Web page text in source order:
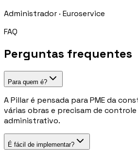
Administrador · Euroservice
FAQ
Perguntas frequentes
Para quem é?
A Pillar é pensada para PME da
várias obras e precisam de
administrativo.
É fácil de implementar?